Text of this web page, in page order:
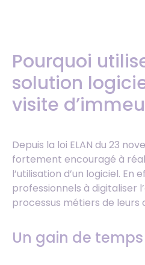
Pourquoi
solution
visite
Depuis la loi ELAN du 23
fortement encouragé à
l’utilisation d’un logiciel.
professionnels à digitaliser
processus métiers de leurs
Un gain de